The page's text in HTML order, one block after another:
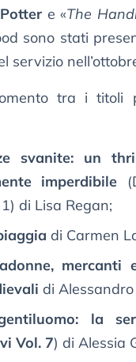
e «The
sono stati
servizio
tra i titoli
svanite: un
imperdibile
di Lisa Regan;
di Carmen
mercanti
di
la
Vol. 7) di Alessia